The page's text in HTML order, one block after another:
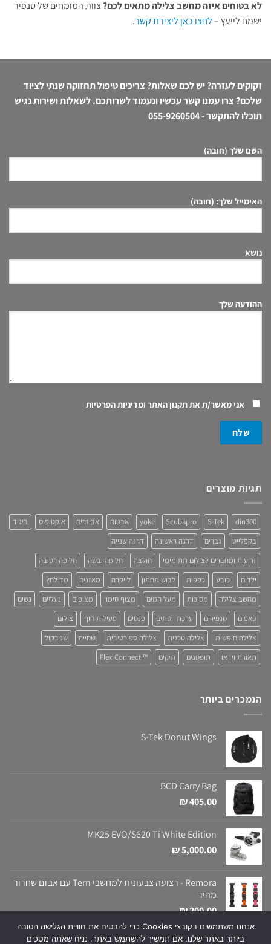
לא בטוחים איזה מחשב צלילה מתאים לכם?צוות המומחים של סנפיר
ישמח לייעץ –לחצו כאן ליצירת קשר.
זקוקים לעזרה? יש לכם שאלות? צריכים טיפול תחזוקה שנתי לציוד
שלכם? צרו עמנו קשר עכשיו ונעמוד לשרותכם. לשאלות ושירות נגיש
תוכלו להתקשר -055-9260504
השם שלך (חובה)
האימייל שלך: (חובה)
נושא
ההודעה שלך
אני מאשר/ת אתתקנון האתר ומדיניות הפרטיות
תגיות מוצרים
din300
S-Tek
Scubapro
yoke אבטוח אביזרים אוקטופוס
ביגוד
בקפלייט
גברים דרגה ראשונה
דרגה שנייה
זרועות ומחברים לצילום תת מימי
חולצה חליפה יבשה
חליפה רטובה
ילדים
כובע כפפות לבוש תחתון לייקרה מאזנים
מד לחץ
מחשב צלילה
מסיכות מעל המים מצוף סימון מצופים נעליים
נשים
סאפים
סנפירים ערכת ווסתים פנסים פעילות חוף
צילום
צלילה חופשית
צלילה טכנית צלילה ספורטיבית שחייה
שנירקול
תאורת וידאו
תופסנים תיקים ™ Flex Connect
הנמכרים ביותר
S-Tek Donut Wings
BCD Carry Bag
₪405.00
MK25 EVO/S620 Ti White Edition
₪5,000.00
Remora - רצועה צבעונית למחשבי Tern עם אבזם שחרור
מהיר
₪200.00
אנחנו משתמשים בקובצי Cookies כדי להבטיח את חוויית הגלישה הטובה
ביותר באתר שלנו. אם תמשיך להשתמש באתר, נניח שאתה מסכים